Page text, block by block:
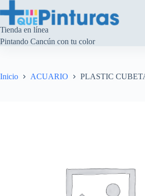
al
contenido
Tienda en línea
Pintando Cancún con tu color
Inicio ACUARIO PLASTIC